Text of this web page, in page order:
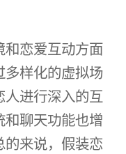
和恋爱互动方面
多样化的虚拟场
人进行深入的互
和聊天功能也增
的来说，假装恋